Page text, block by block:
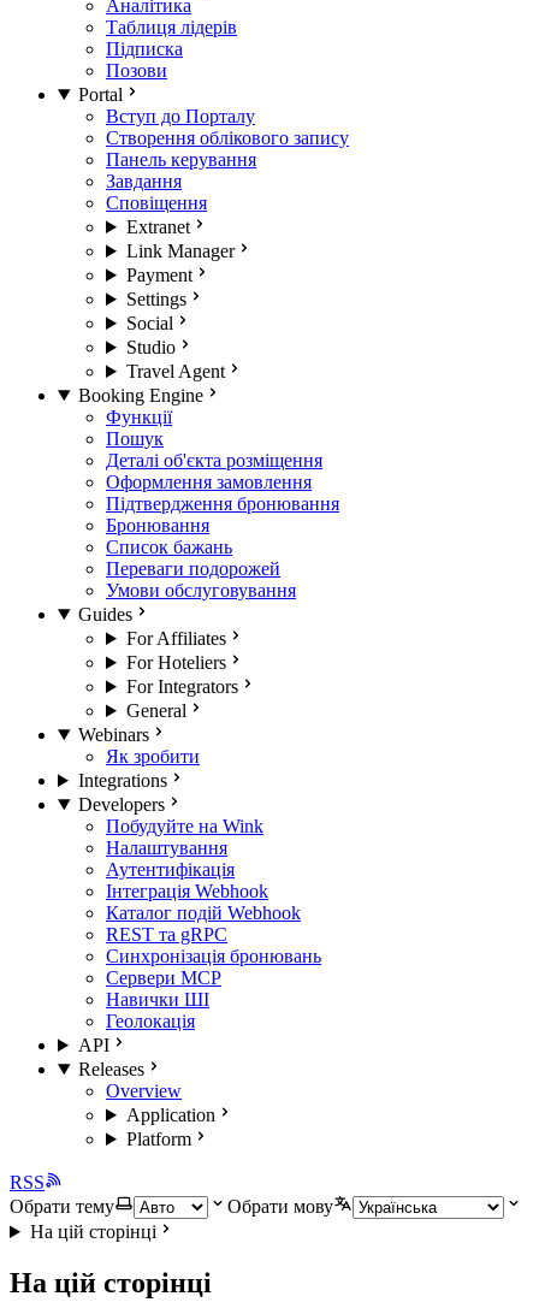
Аналітика
Таблиця лідерів
Підписка
Позови
Portal
Вступ до Порталу
Створення облікового запису
Панель керування
Завдання
Сповіщення
Extranet
Link Manager
Payment
Settings
Social
Studio
Travel Agent
Booking Engine
Функції
Пошук
Деталі об'єкта розміщення
Оформлення замовлення
Підтвердження бронювання
Бронювання
Список бажань
Переваги подорожей
Умови обслуговування
Guides
For Affiliates
For Hoteliers
For Integrators
General
Webinars
Як зробити
Integrations
Developers
Побудуйте на Wink
Налаштування
Аутентифікація
Інтеграція Webhook
Каталог подій Webhook
REST та gRPC
Синхронізація бронювань
Сервери MCP
Навички ШІ
Геолокація
API
Releases
Overview
Application
Platform
RSS
Обрати тему
Обрати мову
На цій сторінці
На цій сторінці